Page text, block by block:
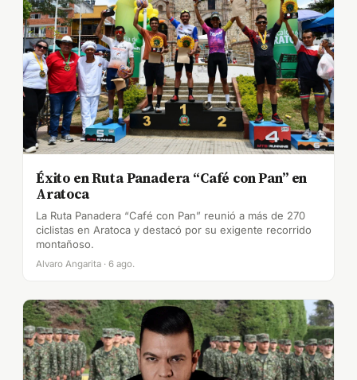
Éxito en Ruta Panadera “Café con Pan” en
Aratoca
La Ruta Panadera “Café con Pan” reunió a más de 270
ciclistas en Aratoca y destacó por su exigente recorrido
montañoso.
Alvaro Angarita · 6 ago.